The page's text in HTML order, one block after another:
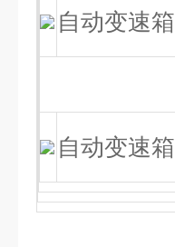
自动变速
自动变速